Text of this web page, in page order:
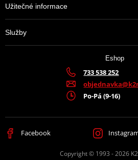
Užitečné informace
Služby
Eshop
733 538 252
Po-Pá (9-16)
Facebook
Copyright © 1993 - 2026